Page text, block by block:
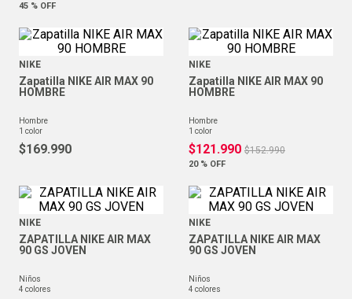
45 % OFF
NIKE
Zapatilla NIKE AIR MAX 90
HOMBRE
hombre
1 color
$169.990
NIKE
Zapatilla NIKE AIR MAX 90
HOMBRE
hombre
1 color
$121 .990 $152.990
20 % OFF
NIKE
ZAPATILLA NIKE AIR MAX
90 GS JOVEN
niños
4 colores
NIKE
ZAPATILLA NIKE AIR MAX
90 GS JOVEN
niños
4 colores